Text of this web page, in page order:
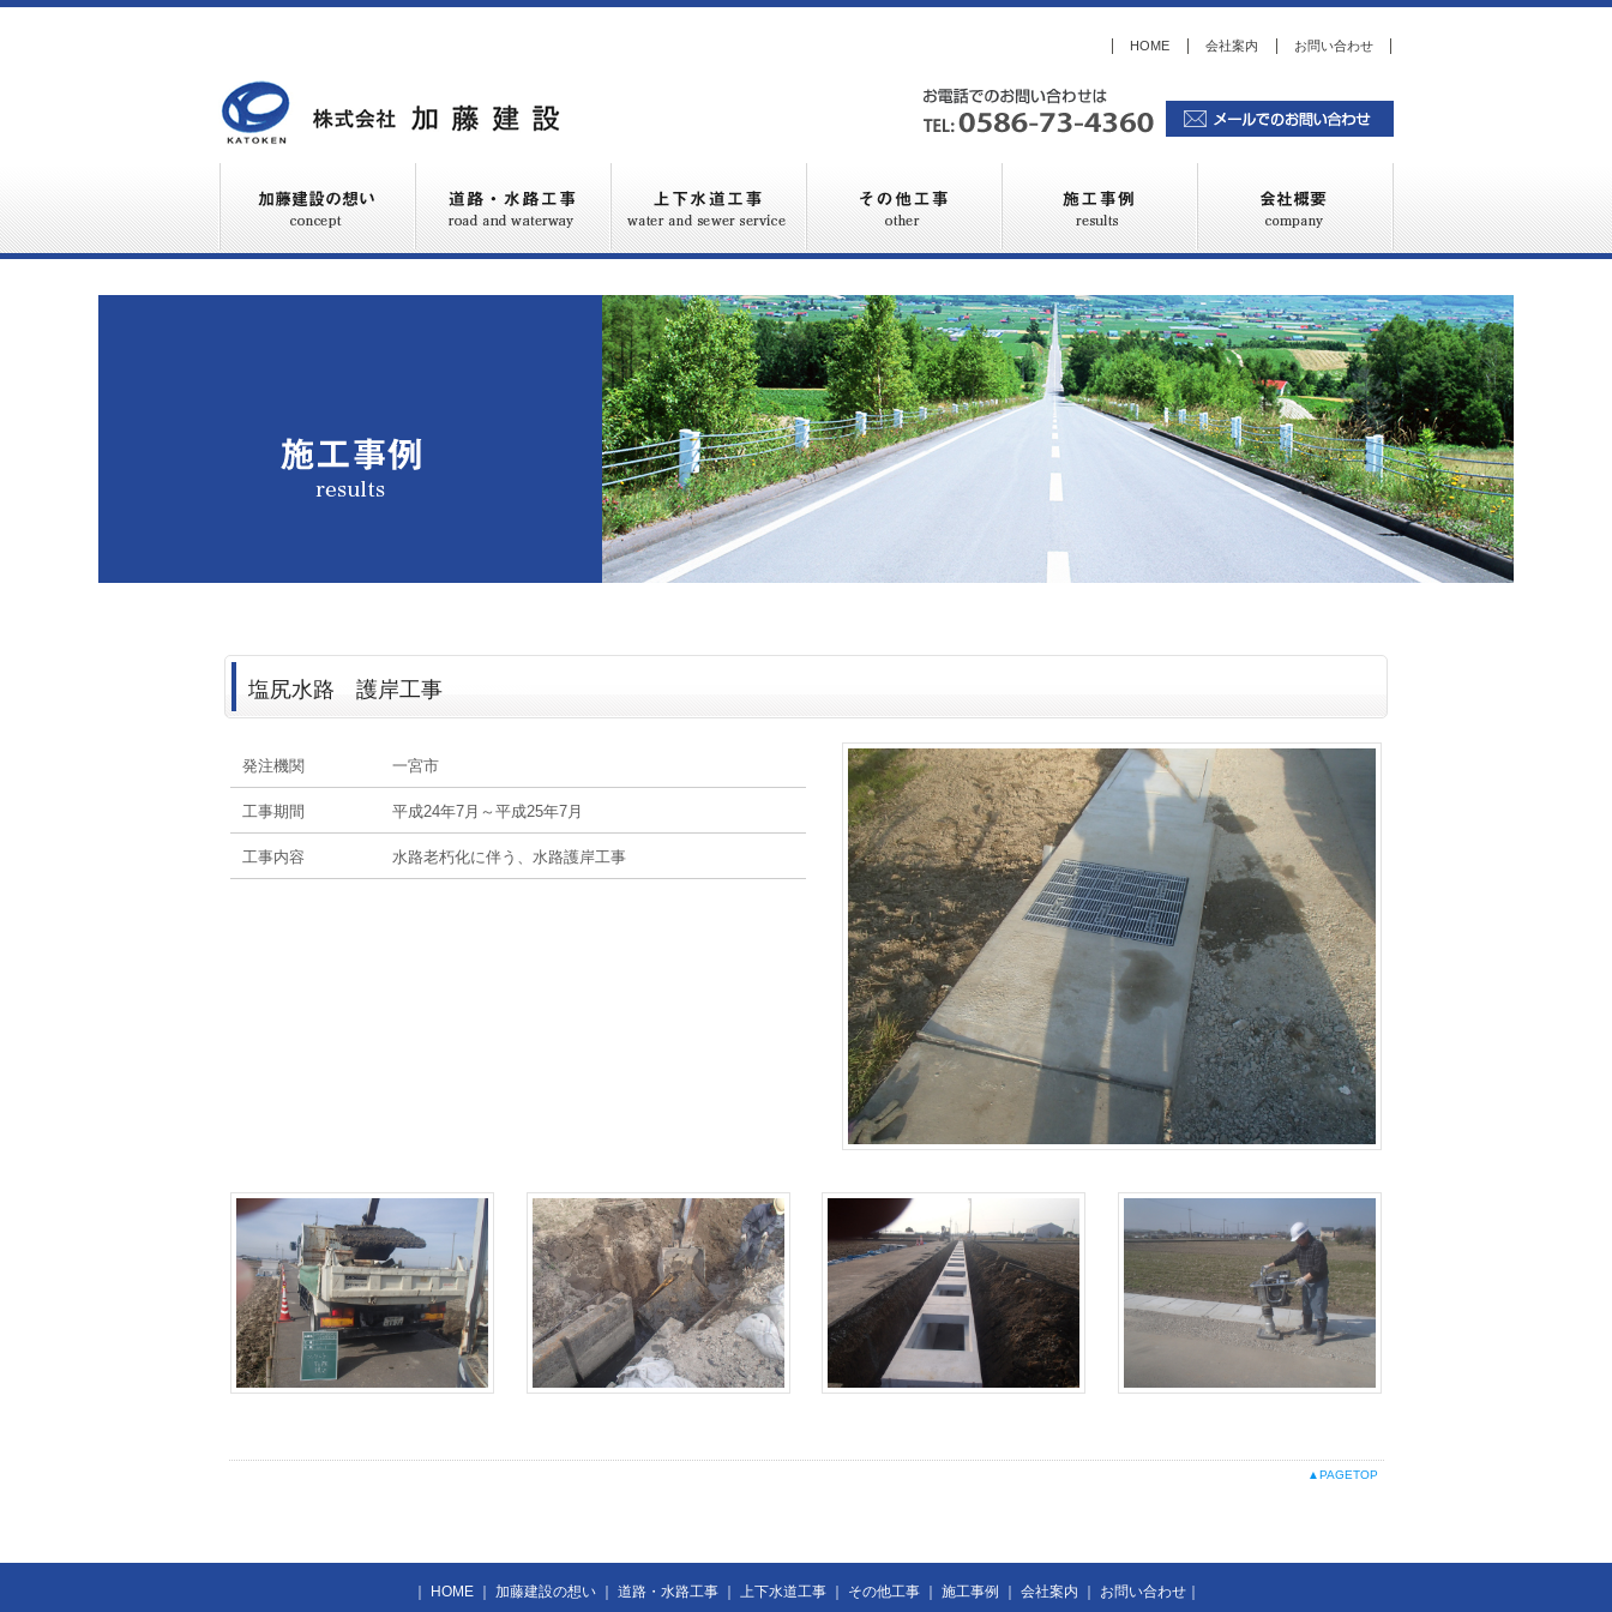
HOME 会社案内 お問い合わせ
塩尻水路 護岸工事
発注機関 一宮市
工事期間 平成24年7月～平成25年7月
工事内容 水路老朽化に伴う、水路護岸工事
▲PAGETOP
HOME｜ 加藤建設の想い｜ 道路・水路工事｜ 上下水道工事｜ その他工事｜ 施工事例 会社案内 お問い合わせ｜